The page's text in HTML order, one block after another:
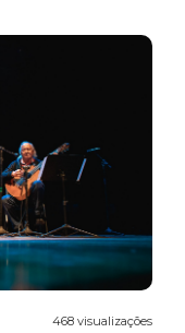
468 visualizações